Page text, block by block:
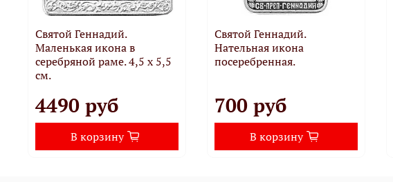
Святой Геннадий.
Маленькая икона в
серебряной раме. 4,5 х 5,5
см.
4490 руб
В корзину
Святой Геннадий.
Нательная икона
посеребренная.
700 руб
В корзину